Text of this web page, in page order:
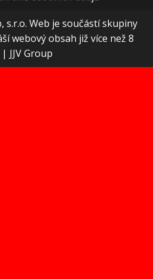
s.r.o. Web je součástí skupiny
webový obsah již více než 8
| JJV Group